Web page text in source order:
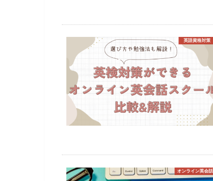
英語資格対策
オンライン英会話